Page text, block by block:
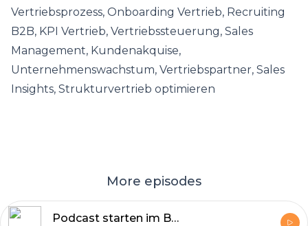
Vertriebsprozess, Onboarding Vertrieb, Recruiting
B2B, KPI Vertrieb, Vertriebssteuerung, Sales
Management, Kundenakquise,
Unternehmenswachstum, Vertriebspartner, Sales
Insights, Strukturvertrieb optimieren
More episodes
Podcast starten im B2B: So gewinnst du Reichweite, Leads und Vertrauen | #129